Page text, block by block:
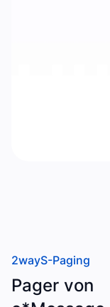
2wayS-Paging
Pager von